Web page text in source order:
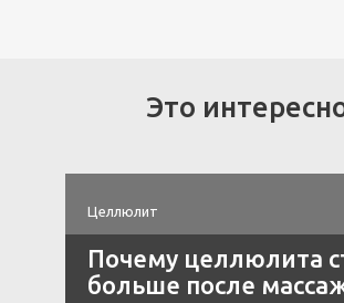
Это
Целлюлит
Почему целлюлита
больше после